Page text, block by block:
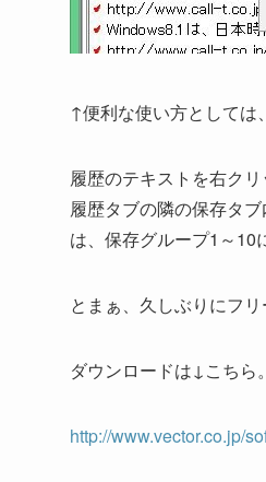
↑便利な使い方としては
履歴のテキストを右クリ
履歴タブの隣の保存タ
は、保存グループ1～10
とまぁ、久しぶりにフ
ダウンロードは↓こちら。
http://www.vector.co.jp/